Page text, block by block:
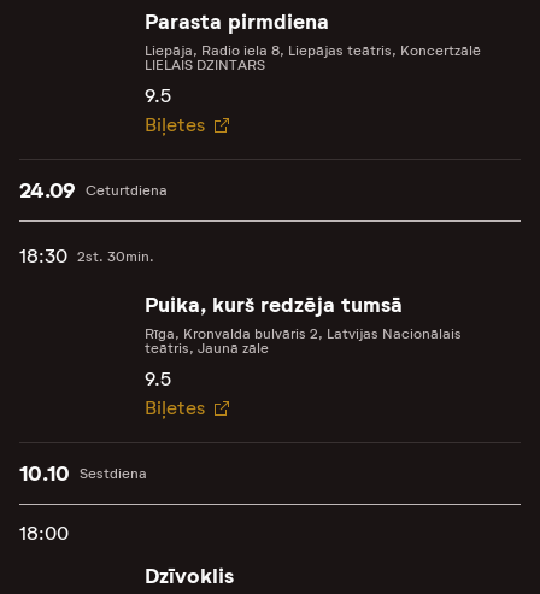
Parasta pirmdiena
Liepāja, Radio iela 8, Liepājas teātris, Koncertzālē
LIELAIS DZINTARS
9.5
Biļetes
Ceturtdiena
24.09
18:30 2st. 30min.
Puika, kurš redzēja tumsā
Rīga, Kronvalda bulvāris 2, Latvijas Nacionālais
teātris, Jaunā zāle
9.5
Biļetes
Sestdiena
10.10
18:00
Dzīvoklis